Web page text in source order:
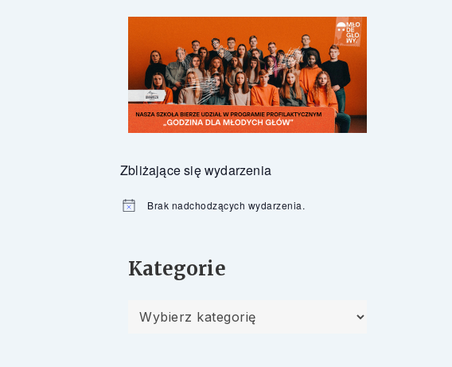
Zbliżające się wydarzenia
Powiadomienie
Brak nadchodzących wydarzenia.
Kategorie
Kategorie